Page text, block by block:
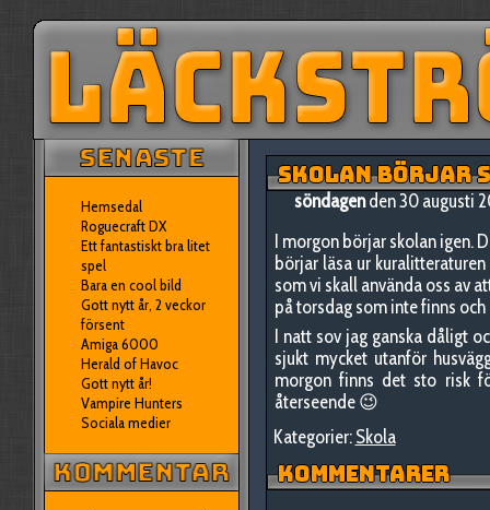
Hemsedal
Roguecraft DX
Ett fantastiskt bra litet
spel
Bara en cool bild
Gott nytt år, 2 veckor
försent
Amiga 6000
Herald of Havoc
Gott nytt år!
Vampire Hunters
Sociala medier
SKOLAN BÖRJAR
söndagenden 30 augusti
I morgon börjar skolan igen.
börjar läsa ur
som vi skall använda oss av
på torsdag som inte finns
I natt sov jag ganska dåligt
sjukt mycket utanför
morgon finns det sto risk
återseende 😉
Kategorier:Skola
KOMMENTARER